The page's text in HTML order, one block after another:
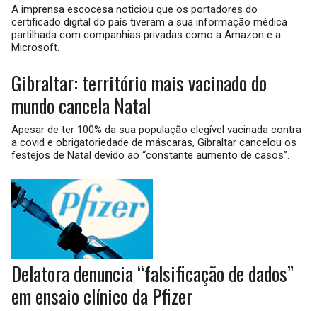
A imprensa escocesa noticiou que os portadores do
certificado digital do país tiveram a sua informação médica
partilhada com companhias privadas como a Amazon e a
Microsoft.
Gibraltar: território mais vacinado do
mundo cancela Natal
Apesar de ter 100% da sua população elegível vacinada contra
a covid e obrigatoriedade de máscaras, Gibraltar cancelou os
festejos de Natal devido ao “constante aumento de casos”.
Delatora denuncia “falsificação de dados”
em ensaio clínico da Pfizer